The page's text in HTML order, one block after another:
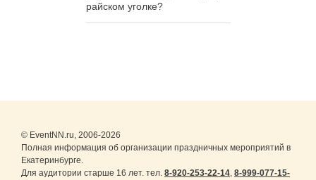
райском уголке?
© EventNN.ru, 2006-2026
Полная информация об организации праздничных мероприятий в
Екатеринбурге.
Для аудитории старше 16 лет. тел. 8-920-253-22-14, 8-999-077-15-